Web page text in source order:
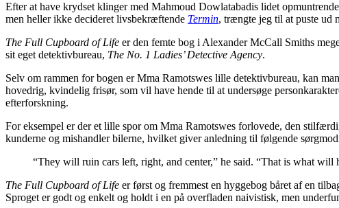
Efter at have krydset klinger med Mahmoud Dowlatabadis lidet
men heller ikke decideret livsbekræftende Termin, trængte jeg til at puste ud
The Full Cupboard of Life er den femte bog i Alexander McCall Smiths
sit eget detektivbureau, The No. 1 Ladies’ Detective Agency.
Selv om rammen for bogen er Mma Ramotswes lille detektivbureau, kan
hovedrig, kvindelig frisør, som vil have hende til at undersøge
efterforskning.
For eksempel er der et lille spor om Mma Ramotswes forlovede, den
kunderne og mishandler bilerne, hvilket giver anledning til følgende
“They will ruin cars left, right, and center,” he said. “That is what will
The Full Cupboard of Life er først og fremmest en hyggebog båret af en
Sproget er godt og enkelt og holdt i en på overfladen naivistisk, men